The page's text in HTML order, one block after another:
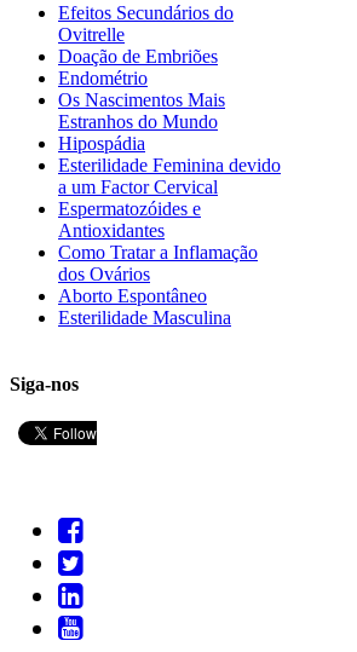
Efeitos Secundários do
Ovitrelle
Doação de Embriões
Endométrio
Os Nascimentos Mais
Estranhos do Mundo
Hipospádia
Esterilidade Feminina devido
a um Factor Cervical
Espermatozóides e
Antioxidantes
Como Tratar a Inflamação
dos Ovários
Aborto Espontâneo
Esterilidade Masculina
Siga-nos